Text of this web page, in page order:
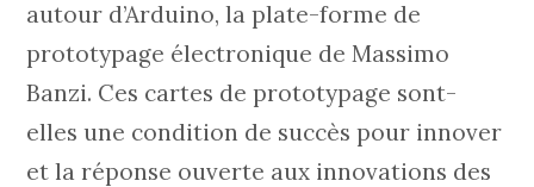
autour d’Arduino, la plate-forme de
prototypage électronique de Massimo
Banzi. Ces cartes de prototypage sont-
elles une condition de succès pour innover
et la réponse ouverte aux innovations des